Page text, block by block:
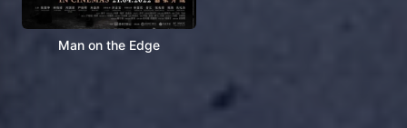
Man on the Edge